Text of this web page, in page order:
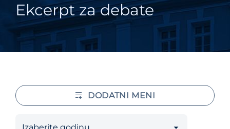
Ekcerpt za debate
DODATNI MENI